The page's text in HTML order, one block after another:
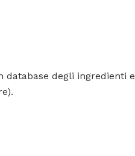
degli ingredienti e